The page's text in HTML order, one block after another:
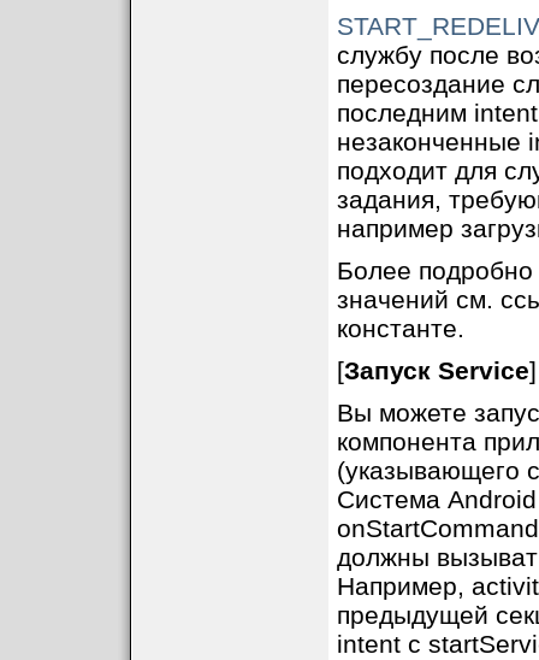
службу после
пересоздание
последним
незаконченные
подходит для
задания,
например
Более
значений см.
константе.
[Запуск Service]
Вы можете
компонента
(указывающего
Система
должны
Например,
предыдущей
intent с